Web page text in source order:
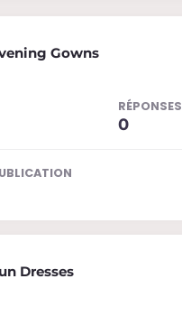
Gowns
RÉPONSES
0
Dresses